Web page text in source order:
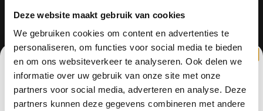
Deze website maakt gebruik van cookies
We gebruiken cookies om content en advertenties te
personaliseren, om functies voor social media te bieden
en om ons websiteverkeer te analyseren. Ook delen we
informatie over uw gebruik van onze site met onze
partners voor social media, adverteren en analyse. Deze
partners kunnen deze gegevens combineren met andere
6132 SV
+31634786988
+31634786988
info@quadcopter-shop.nl